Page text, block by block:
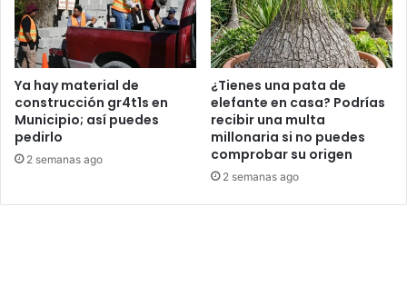
Ya hay material de
construcción gr4t1s en
Municipio; así puedes
pedirlo
2 semanas ago
¿Tienes una pata de
elefante en casa? Podrías
recibir una multa
millonaria si no puedes
comprobar su origen
2 semanas ago